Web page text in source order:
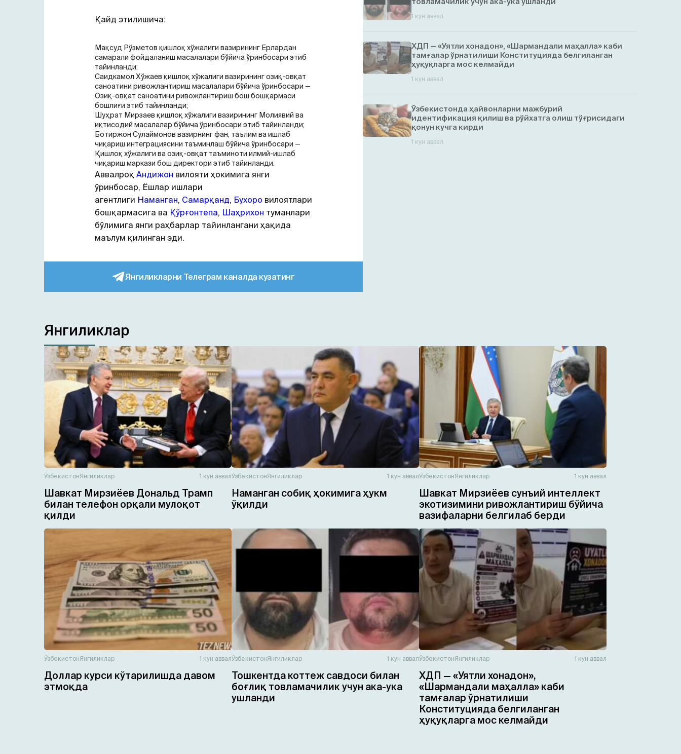
Қайд этилишича:
Мақсуд Рўзметов қишлоқ хўжалиги вазирининг Ерлардан
самарали фойдаланиш масалалари бўйича ўринбосари этиб
тайинланди;
Саидкамол Хўжаев қишлоқ хўжалиги вазирининг озиқ-овқат
саноатини ривожлантириш масалалари бўйича ўринбосари —
Озиқ-овқат саноатини ривожлантириш бош бошқармаси
бошлиғи этиб тайинланди;
Шуҳрат Мирзаев қишлоқ хўжалиги вазирининг Молиявий ва
иқтисодий масалалар бўйича ўринбосари этиб тайинланди;
Ботиржон Сулаймонов вазирнинг фан, таълим ва ишлаб
чиқариш интеграциясини таъминлаш бўйича ўринбосари —
Қишлоқ хўжалиги ва озиқ-овқат таъминоти илмий-ишлаб
чиқариш маркази бош директори этиб тайинланди.
Аввалроқ Андижон вилояти ҳокимига янги
ўринбосар, Ёшлар ишлари
агентлиги Наманган, Самарқанд, Бухоро вилоятлари
бошқармасига ва Қўрғонтепа, Шаҳрихон туманлари
бўлимига янги раҳбарлар тайинлангани ҳақида
маълум қилинган эди.
Янгиликларни Телеграм каналда кузатинг
1 кун аввал
ХДП — «Уятли хонадон», «Шармандали маҳалла» каби
тамғалар ўрнатилиши Конституцияда белгиланган
ҳуқуқларга мос келмайди
1 кун аввал
Ўзбекистонда ҳайвонларни мажбурий
идентификация қилиш ва рўйхатга олиш тўғрисидаги
қонун кучга кирди
1 кун аввал
Янгиликлар
ЎзбекистонЯнгиликлар 1 кун аввал
Шавкат Мирзиёев Дональд Трамп
билан телефон орқали мулоқот
қилди
ЎзбекистонЯнгиликлар 1 кун аввал
Наманган собиқ ҳокимига ҳукм
ўқилди
ЎзбекистонЯнгиликлар 1 кун аввал
Шавкат Мирзиёев сунъий интеллект
экотизимини ривожлантириш бўйича
вазифаларни белгилаб берди
ЎзбекистонЯнгиликлар 1 кун аввал
Доллар курси кўтарилишда давом
этмоқда
ЎзбекистонЯнгиликлар 1 кун аввал
Тошкентда коттеж савдоси билан
боғлиқ товламачилик учун ака-ука
ушланди
ЎзбекистонЯнгиликлар 1 кун аввал
ХДП — «Уятли хонадон»,
«Шармандали маҳалла» каби
тамғалар ўрнатилиши
Конституцияда белгиланган
ҳуқуқларга мос келмайди